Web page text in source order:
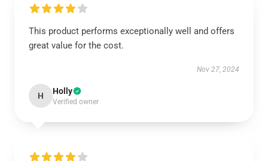
This product performs exceptionally well and offers
great value for the cost.
Nov 27, 2024
H Holly
Verified owner